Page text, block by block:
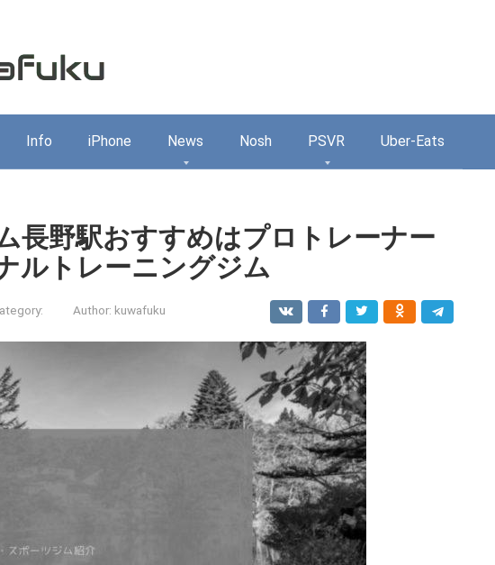
Info iPhone News Nosh PSVR Uber-Eats
長野駅おすすめはプロトレーナー
ルトレーニングジム
Author: kuwafuku